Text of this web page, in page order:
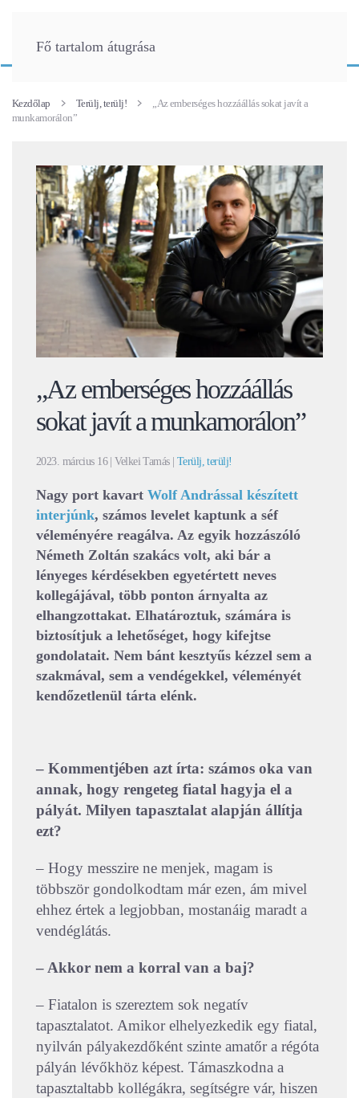
Fő tartalom átugrása
Kezdőlap Terülj, terülj!
„Az emberséges hozzáállás sokat javít a
munkamorálon”
„Az emberséges hozzáállás
sokat javít a munkamorálon”
2023. március 16| Velkei Tamás | Terülj, terülj!
Nagy port kavart Wolf Andrással készített
interjúnk, számos levelet kaptunk a séf
véleményére reagálva. Az egyik hozzászóló
Németh Zoltán szakács volt, aki bár a
lényeges kérdésekben egyetértett neves
kollegájával, több ponton árnyalta az
elhangzottakat. Elhatároztuk, számára is
biztosítjuk a lehetőséget, hogy kifejtse
gondolatait. Nem bánt kesztyűs kézzel sem a
szakmával, sem a vendégekkel, véleményét
kendőzetlenül tárta elénk.
– Kommentjében azt írta: számos oka van
annak, hogy rengeteg fiatal hagyja el a
pályát. Milyen tapasztalat alapján állítja
ezt?
– Hogy messzire ne menjek, magam is
többször gondolkodtam már ezen, ám mivel
ehhez értek a legjobban, mostanáig maradt a
vendéglátás.
– Akkor nem a korral van a baj?
– Fiatalon is szereztem sok negatív
tapasztalatot. Amikor elhelyezkedik egy fiatal,
nyilván pályakezdőként szinte amatőr a régóta
pályán lévőkhöz képest. Támaszkodna a
tapasztaltabb kollégákra, segítségre vár, hiszen